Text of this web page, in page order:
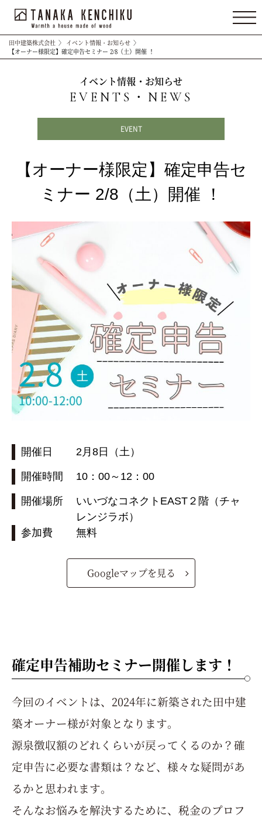
田中建築株式会社 〉 イベント情報・お知らせ 〉
【オーナー様限定】確定申告セミナー 2/8（土）開催 ！
イベント情報・お知らせ
EVENTS・NEWS
EVENT
【オーナー様限定】確定申告セ
ミナー 2/8（土）開催 ！
開催日 2月8日（土）
開催時間 10：00～12：00
開催場所
いいづなコネクトEAST２階（チャ
レンジラボ）
参加費
無料
Googleマップを見る
確定申告補助セミナー開催します！
今回のイベントは、2024年に新築された田中建
築オーナー様が対象となります。
源泉徴収額のどれくらいが戻ってくるのか？確
定申告に必要な書類は？など、様々な疑問があ
るかと思われます。
そんなお悩みを解決するために、税金のプロフ